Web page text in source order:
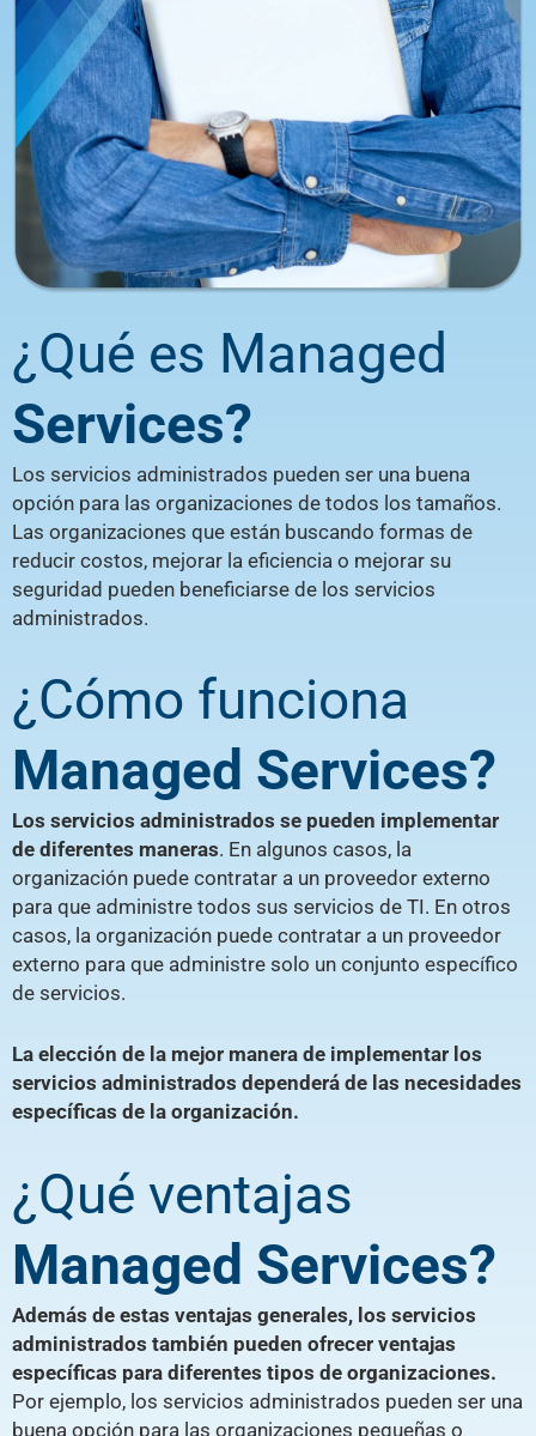
¿Qué es Managed
Services?
Los servicios administrados pueden ser una buena
opción para las organizaciones de todos los tamaños.
Las organizaciones que están buscando formas de
reducir costos, mejorar la eficiencia o mejorar su
seguridad pueden beneficiarse de los servicios
administrados.
¿Cómo funciona
Managed Services?
Los servicios administrados se pueden implementar
de diferentes maneras. En algunos casos, la
organización puede contratar a un proveedor externo
para que administre todos sus servicios de TI. En otros
casos, la organización puede contratar a un proveedor
externo para que administre solo un conjunto específico
de servicios.
La elección de la mejor manera de implementar los
servicios administrados dependerá de las necesidades
específicas de la organización.
¿Qué ventajas
Managed Services?
Además de estas ventajas generales, los servicios
administrados también pueden ofrecer ventajas
específicas para diferentes tipos de organizaciones.
Por ejemplo, los servicios administrados pueden ser una
buena opción para las organizaciones pequeñas o